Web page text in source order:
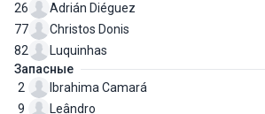
26
Adrián Diéguez
77
Christos Donis
82
Luquinhas
Запасные
2
Ibrahima Camará
9
Leândro